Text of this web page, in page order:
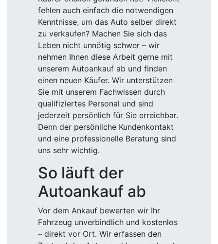
fehlen auch einfach die notwendigen
Kenntnisse, um das Auto selber direkt
zu verkaufen? Machen Sie sich das
Leben nicht unnötig schwer – wir
nehmen Ihnen diese Arbeit gerne mit
unserem Autoankauf ab und finden
einen neuen Käufer. Wir unterstützen
Sie mit unserem Fachwissen durch
qualifiziertes Personal und sind
jederzeit persönlich für Sie erreichbar.
Denn der persönliche Kundenkontakt
und eine professionelle Beratung sind
uns sehr wichtig.
So läuft der
Autoankauf ab
Vor dem Ankauf bewerten wir Ihr
Fahrzeug unverbindlich und kostenlos
– direkt vor Ort. Wir erfassen den